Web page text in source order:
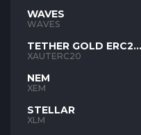
WAVES
WAVES
TETHER GOLD ERC20
XAUT
XAUTERC20
NEM
XEM
STELLAR
XLM